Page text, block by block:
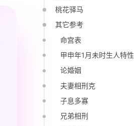
桃花驿马
其它参考
命宫表
甲申年1月未时生人特性
论婚姻
夫妻相刑克
子息多寡
兄弟相刑